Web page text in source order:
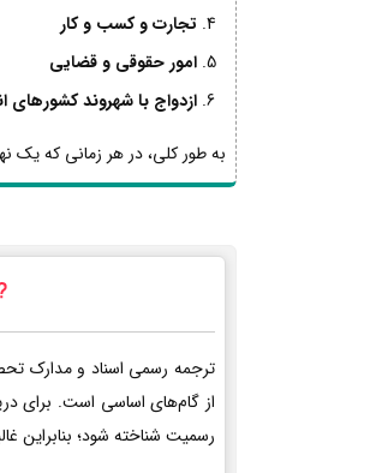
تجارت و کسب و کار
امور حقوقی و قضایی
ازدواج با شهروند کشورهای
به طور کلی، در هر زمانی که یک
ترجمه رسمی اسناد و مدارک
از گام‌های اساسی است. برای
رسمیت شناخته شود؛ بنابراین